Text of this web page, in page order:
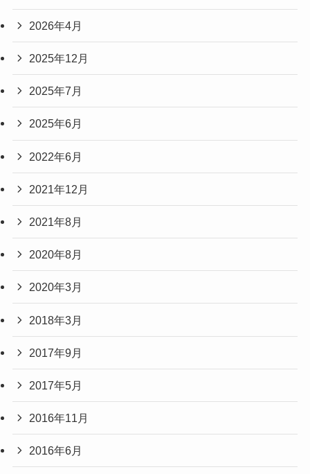
2026年4月
2025年12月
2025年7月
2025年6月
2022年6月
2021年12月
2021年8月
2020年8月
2020年3月
2018年3月
2017年9月
2017年5月
2016年11月
2016年6月